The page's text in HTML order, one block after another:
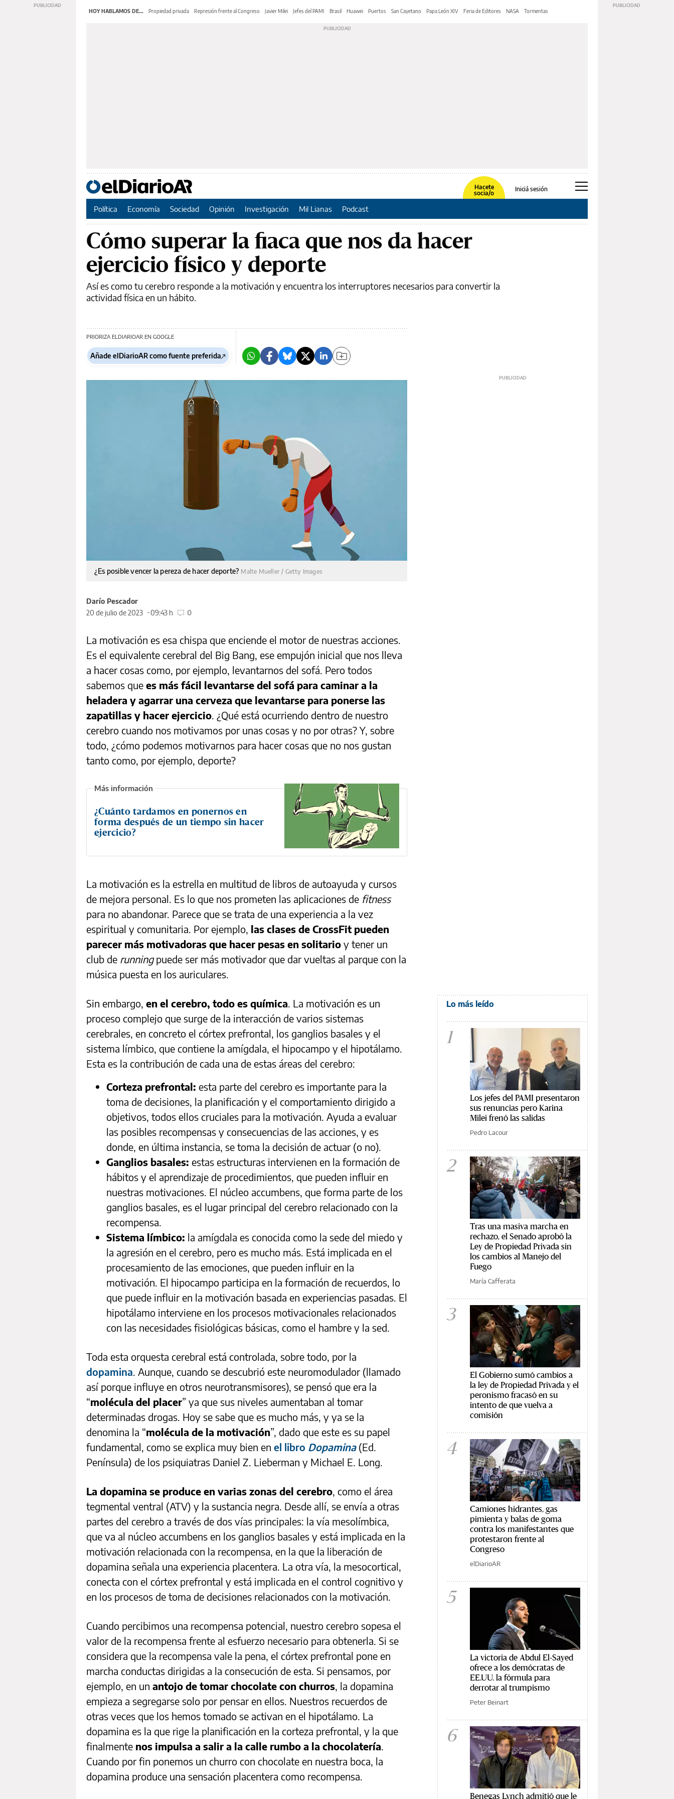
HOY HABLAMOS DE... Propiedad privada Represión frente al Congreso Javier Milei Jefes del PAMI Brasil Huawei Puertos San Cayetano Papa León XIV Feria de Editores NASA Tormentas
Hacete
socia/o
Iniciá sesión
Política Economía Sociedad Opinión Investigación Mil Lianas Podcast
Cómo superar la fiaca que nos da hacer
ejercicio físico y deporte
Así es como tu cerebro responde a la motivación y encuentra los interruptores necesarios para convertir la
actividad física en un hábito.
PRIORIZA ELDIARIOAR EN GOOGLE
Añade elDiarioAR como fuente preferida
¿Es posible vencer la pereza de hacer deporte? Malte Mueller / Getty Images
Darío Pescador
20 de julio de 2023
09:43 h 0
La motivación es esa chispa que enciende el motor de nuestras acciones.
Es el equivalente cerebral del Big Bang, ese empujón inicial que nos lleva
a hacer cosas como, por ejemplo, levantarnos del sofá. Pero todos
sabemos que es más fácil levantarse del sofá para caminar a la
heladera y agarrar una cerveza que levantarse para ponerse las
zapatillas y hacer ejercicio. ¿Qué está ocurriendo dentro de nuestro
cerebro cuando nos motivamos por unas cosas y no por otras? Y, sobre
todo, ¿cómo podemos motivarnos para hacer cosas que no nos gustan
tanto como, por ejemplo, deporte?
¿Cuánto tardamos en ponernos en
forma después de un tiempo sin hacer
ejercicio?
La motivación es la estrella en multitud de libros de autoayuda y cursos
de mejora personal. Es lo que nos prometen las aplicaciones de fitness
para no abandonar. Parece que se trata de una experiencia a la vez
espiritual y comunitaria. Por ejemplo, las clases de CrossFit pueden
parecer más motivadoras que hacer pesas en solitario y tener un
club de runningpuede ser más motivador que dar vueltas al parque con la
música puesta en los auriculares.
Sin embargo, en el cerebro, todo es química. La motivación es un
proceso complejo que surge de la interacción de varios sistemas
cerebrales, en concreto el córtex prefrontal, los ganglios basales y el
sistema límbico, que contiene la amígdala, el hipocampo y el hipotálamo.
Esta es la contribución de cada una de estas áreas del cerebro:
Corteza prefrontal: esta parte del cerebro es importante para la
toma de decisiones, la planificación y el comportamiento dirigido a
objetivos, todos ellos cruciales para la motivación. Ayuda a evaluar
las posibles recompensas y consecuencias de las acciones, y es
donde, en última instancia, se toma la decisión de actuar (o no).
Ganglios basales: estas estructuras intervienen en la formación de
hábitos y el aprendizaje de procedimientos, que pueden influir en
nuestras motivaciones. El núcleo accumbens, que forma parte de los
ganglios basales, es el lugar principal del cerebro relacionado con la
recompensa.
Sistema límbico: la amígdala es conocida como la sede del miedo y
la agresión en el cerebro, pero es mucho más. Está implicada en el
procesamiento de las emociones, que pueden influir en la
motivación. El hipocampo participa en la formación de recuerdos, lo
que puede influir en la motivación basada en experiencias pasadas. El
hipotálamo interviene en los procesos motivacionales relacionados
con las necesidades fisiológicas básicas, como el hambre y la sed.
Toda esta orquesta cerebral está controlada, sobre todo, por la
dopamina. Aunque, cuando se descubrió este neuromodulador (llamado
así porque influye en otros neurotransmisores), se pensó que era la
“molécula del placer” ya que sus niveles aumentaban al tomar
determinadas drogas. Hoy se sabe que es mucho más, y ya se la
denomina la “molécula de la motivación”, dado que este es su papel
fundamental, como se explica muy bien en el libro Dopamina(Ed.
Península) de los psiquiatras Daniel Z. Lieberman y Michael E. Long.
La dopamina se produce en varias zonas del cerebro, como el área
tegmental ventral (ATV) y la sustancia negra. Desde allí, se envía a otras
partes del cerebro a través de dos vías principales: la vía mesolímbica,
que va al núcleo accumbens en los ganglios basales y está implicada en la
motivación relacionada con la recompensa, en la que la liberación de
dopamina señala una experiencia placentera. La otra vía, la mesocortical,
conecta con el córtex prefrontal y está implicada en el control cognitivo y
en los procesos de toma de decisiones relacionados con la motivación.
Cuando percibimos una recompensa potencial, nuestro cerebro sopesa el
valor de la recompensa frente al esfuerzo necesario para obtenerla. Si se
considera que la recompensa vale la pena, el córtex prefrontal pone en
marcha conductas dirigidas a la consecución de esta. Si pensamos, por
ejemplo, en un antojo de tomar chocolate con churros, la dopamina
empieza a segregarse solo por pensar en ellos. Nuestros recuerdos de
otras veces que los hemos tomado se activan en el hipotálamo. La
dopamina es la que rige la planificación en la corteza prefrontal, y la que
finalmente nos impulsa a salir a la calle rumbo a la chocolatería.
Cuando por fin ponemos un churro con chocolate en nuestra boca, la
dopamina produce una sensación placentera como recompensa.
Lo más leído
1
Los jefes del PAMI presentaron
sus renuncias pero Karina
Milei frenó las salidas
Pedro Lacour
2
Tras una masiva marcha en
rechazo, el Senado aprobó la
Ley de Propiedad Privada sin
los cambios al Manejo del
Fuego
María Cafferata
3
El Gobierno sumó cambios a
la ley de Propiedad Privada y el
peronismo fracasó en su
intento de que vuelva a
comisión
4
Camiones hidrantes, gas
pimienta y balas de goma
contra los manifestantes que
protestaron frente al
Congreso
elDiarioAR
5
La victoria de Abdul El-Sayed
ofrece a los demócratas de
EE.UU. la fórmula para
derrotar al trumpismo
Peter Beinart
6
Benegas Lynch admitió que le